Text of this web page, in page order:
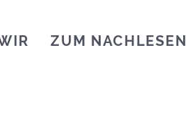
ZUM NACHLESEN